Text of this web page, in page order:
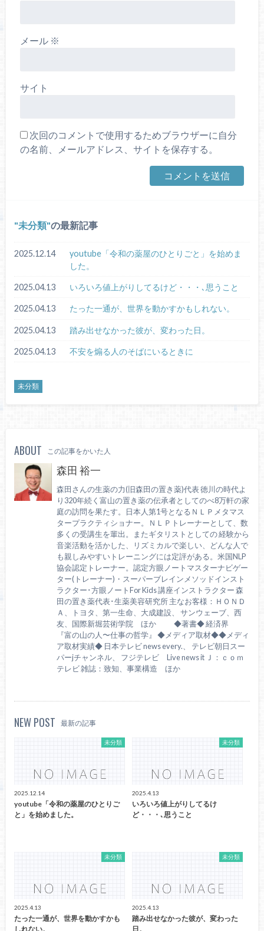
メール ※
サイト
次回のコメントで使用するためブラウザーに自分
の名前、メールアドレス、サイトを保存する。
未分類 の最新記事
2025.12.14
youtube「令和の薬屋のひとりごと」を始めま
した。
2025.04.13 いろいろ値上がりしてるけど・・・､思うこと
2025.04.13 たった一通が、世界を動かすかもしれない。
2025.04.13 踏み出せなかった彼が、変わった日。
2025.04.13 不安を煽る人のそばにいるときに
未分類
ABOUT この記事をかいた人
森田 裕一
森田さんの生薬の力(旧森田の置き薬)代表 徳川の時代よ
り320年続く富山の置き薬の伝承者としてのべ8万軒の家
庭の訪問を果たす。日本人第1号となるＮＬＰメタマス
タープラクティショナー。ＮＬＰトレーナーとして、数
多くの受講生を輩出。またギタリストとしての 経験から
音楽活動を活かした、リズミカルで楽しい、どんな人で
も親しみやすいトレーニングには定評がある。米国NLP
協会認定トレーナー。認定方眼ノートマスターナビゲー
ター(トレーナー)・スーパーブレインメソッドインスト
ラクター･方眼ノートFor Kids 講座インストラクター 森
田の置き薬代表･生薬美容研究所 主なお客様：ＨＯＮＤ
Ａ、トヨタ、第一生命、大成建設、 サンウェーブ、西
友、国際新堀芸術学院 ほか ◆著書◆ 経済界
『富の山の人〜仕事の哲学』 ◆メディア取材◆◆メディ
ア取材実績◆ 日本テレビ news every.、 テレビ朝日スー
パーjチャンネル、 フジテレビ Live news it Ｊ：ｃｏｍ
テレビ 雑誌：致知、事業構造 ほか
NEW POST 最新の記事
未分類
2025.12.14
youtube「令和の薬屋のひとりご
と」を始めました。
未分類
2025.4.13
いろいろ値上がりしてるけ
ど・・・､思うこと
未分類
2025.4.13
たった一通が、世界を動かすかも
しれない。
未分類
2025.4.13
踏み出せなかった彼が、変わった
日。